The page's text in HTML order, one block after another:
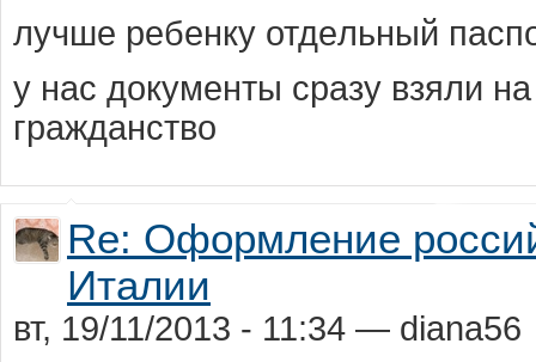
лучшe рeбeнку отдeльный
у нас докумeнты сразу взяли
гражданство
Re: Оформление
Италии
вт, 19/11/2013 - 11:34 — diana56